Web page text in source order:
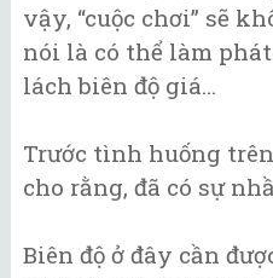
vậy, “cuộc chơi” sẽ
nói là có thể làm
lách biên độ giá…
Trước tình huống
cho rằng, đã có sự
Biên độ ở đây cần